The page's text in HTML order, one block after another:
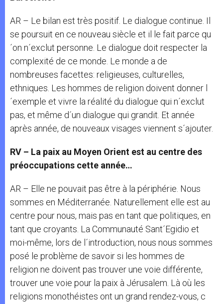
AR – Le bilan est très positif. Le dialogue continue. Il
se poursuit en ce nouveau siècle et il le fait parce qu
´on n´exclut personne. Le dialogue doit respecter la
complexité de ce monde. Le monde a de
nombreuses facettes: religieuses, culturelles,
ethniques. Les hommes de religion doivent donner l
´exemple et vivre la réalité du dialogue qui n´exclut
pas, et même d´un dialogue qui grandit. Et année
après année, de nouveaux visages viennent s´ajouter.
RV – La paix au Moyen Orient est au centre des
préoccupations cette année…
AR – Elle ne pouvait pas être à la périphérie. Nous
sommes en Méditerranée. Naturellement elle est au
centre pour nous, mais pas en tant que politiques, en
tant que croyants. La Communauté Sant´Egidio et
moi-même, lors de l´introduction, nous nous sommes
posé le problème de savoir si les hommes de
religion ne doivent pas trouver une voie différente,
trouver une voie pour la paix à Jérusalem. Là où les
religions monothéistes ont un grand rendez-vous, c